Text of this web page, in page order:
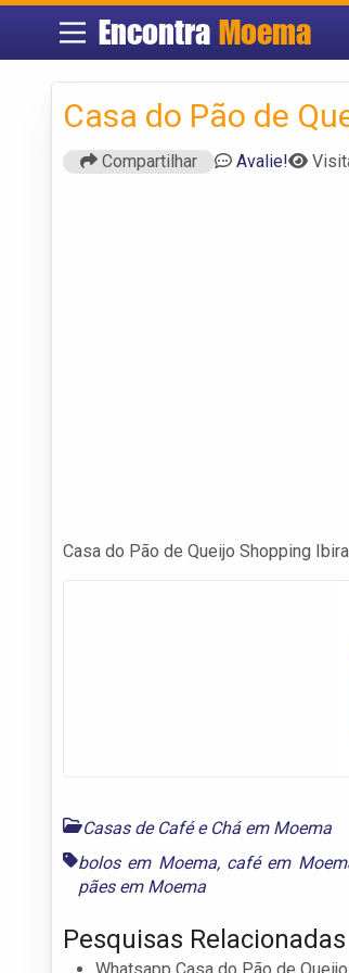
Encontra Moema
Casa do Pão de
Compartilhar Avalie!
Casa do Pão de Queijo Shopping
Casas de Café e Chá em Moema
bolos em Moema, café em
pães em Moema
Pesquisas Relacionadas
Whatsapp Casa do Pão de